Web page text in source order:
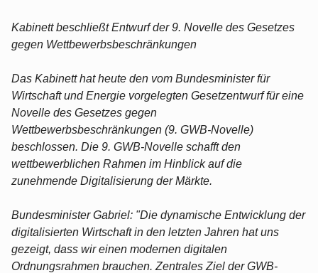
Kabinett beschließt Entwurf der 9. Novelle des Gesetzes
gegen Wettbewerbsbeschränkungen
Das Kabinett hat heute den vom Bundesminister für
Wirtschaft und Energie vorgelegten Gesetzentwurf für eine
Novelle des Gesetzes gegen
Wettbewerbsbeschränkungen (9. GWB-Novelle)
beschlossen. Die 9. GWB-Novelle schafft den
wettbewerblichen Rahmen im Hinblick auf die
zunehmende Digitalisierung der Märkte.
Bundesminister Gabriel: "Die dynamische Entwicklung der
digitalisierten Wirtschaft in den letzten Jahren hat uns
gezeigt, dass wir einen modernen digitalen
Ordnungsrahmen brauchen. Zentrales Ziel der GWB-